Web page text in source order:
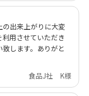
出来上がりに大変
用させていただき
します。ありがと
食品J社 K様